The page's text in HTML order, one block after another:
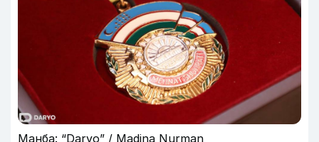
Манба: “Daryo” / Madina Nurman